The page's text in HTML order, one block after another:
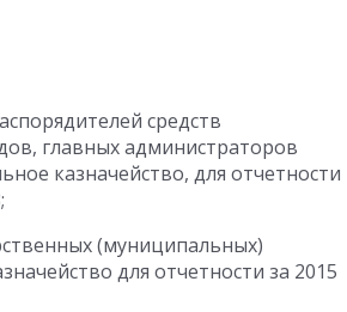
средств
главных администраторов
казначейство, для отчетности
(муниципальных)
для отчетности за 2015